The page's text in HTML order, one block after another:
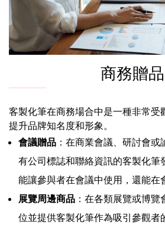
商務贈品
客製化筆在商務場合中是一種非常受
提升品牌知名度和形象。
會議贈品 ：在商業會議、研討會
有公司標誌和聯絡資訊的客製化筆
能讓參與者在會議中使用，還能在
展覽周邊商品 ：在各類展覽或博
位並提供客製化筆作為吸引參觀者